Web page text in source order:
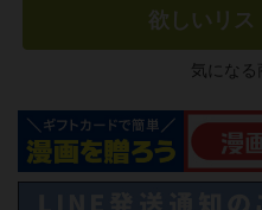
欲しいリス
気になる